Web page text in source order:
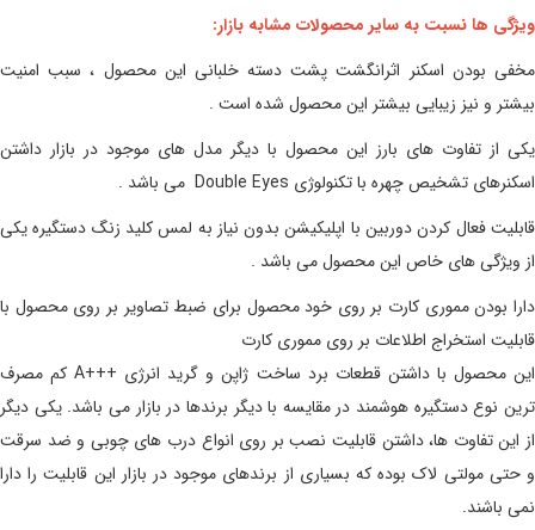
ویژگی ها نسبت به سایر محصولات مشابه بازار:
مخفی بودن اسکنر اثرانگشت پشت دسته خلبانی این محصول ، سبب امنیت
بیشتر و نیز زیبایی بیشتر این محصول شده است .
یکی از تفاوت های بارز این محصول با دیگر مدل های موجود در بازار داشتن
اسکنرهای تشخیص چهره با تکنولوژی Double Eyes می باشد .
قابلیت فعال کردن دوربین با اپلیکیشن بدون نیاز به لمس کلید زنگ دستگیره یکی
از ویژگی های خاص این محصول می باشد .
دارا بودن مموری کارت بر روی خود محصول برای ضبط تصاویر بر روی محصول با
قابلیت استخراج اطلاعات بر روی مموری کارت
این محصول با داشتن قطعات برد ساخت ژاپن و گرید انرژی A+++کم مصرف
ترین نوع دستگیره هوشمند در مقایسه با دیگر برندها در بازار می باشد. یکی دیگر
از این تفاوت ها، داشتن قابلیت نصب بر روی انواع درب های چوبی و ضد سرقت
و حتی مولتی لاک بوده که بسیاری از برندهای موجود در بازار این قابلیت را دارا
نمی باشند.